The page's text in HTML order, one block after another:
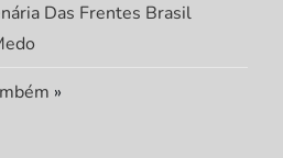
Das Frentes Brasil
»